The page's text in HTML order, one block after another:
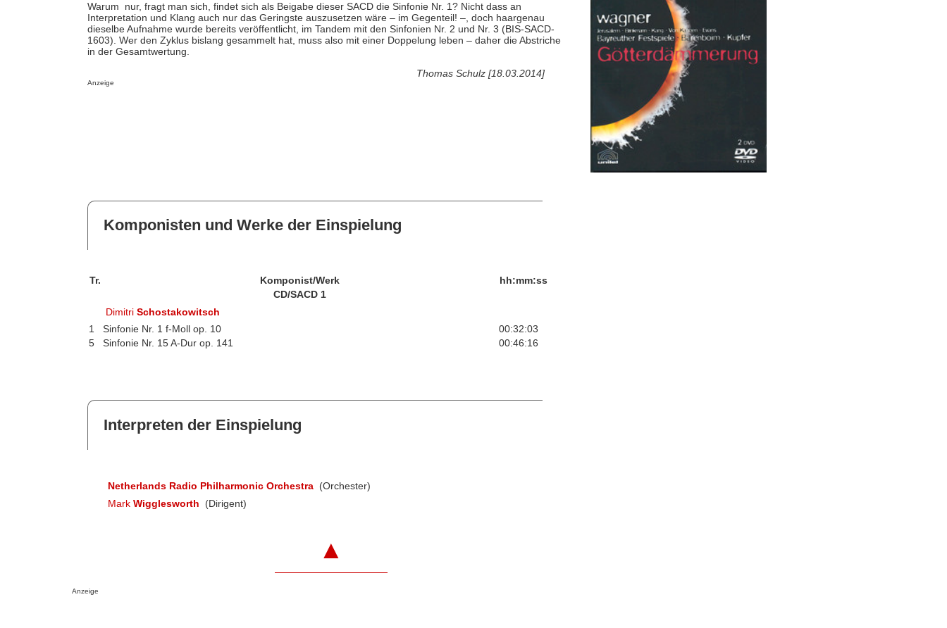
Warum nur, fragt man sich, findet sich als Beigabe dieser SACD die Sinfonie Nr. 1? Nicht dass an
Interpretation und Klang auch nur das Geringste auszusetzen wäre – im Gegenteil! –, doch haargenau
dieselbe Aufnahme wurde bereits veröffentlicht, im Tandem mit den Sinfonien Nr. 2 und Nr. 3 (BIS-SACD-
1603). Wer den Zyklus bislang gesammelt hat, muss also mit einer Doppelung leben – daher die Abstriche
in der Gesamtwertung.
Thomas Schulz [18.03.2014]
Anzeige
Komponisten und Werke der Einspielung
Tr. Komponist/Werk
hh:mm:ss
CD/SACD 1
DimitriSchostakowitsch
1
Sinfonie Nr. 1 f-Moll op. 10
00:32:03
5
Sinfonie Nr. 15 A-Dur op. 141 00:46:16
Interpreten der Einspielung
Netherlands Radio Philharmonic Orchestra (Orchester)
Mark Wigglesworth (Dirigent)
▲
Anzeige